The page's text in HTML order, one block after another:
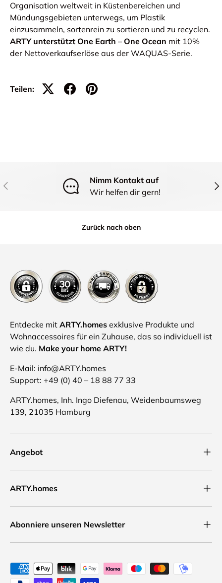
Organisation weltweit in Küstenbereichen und
Mündungsgebieten unterwegs, um Plastik
einzusammeln, sortenrein zu sortieren und zu recyclen.
ARTY unterstützt One Earth – One Ocean mit 10%
der Nettoverkaufserlöse aus der WAQUAS-Serie.
Teilen:
Vorherige
Nimm Kontakt auf
Wir helfen dir gern!
Zurück nach oben
Entdecke mit ARTY.homes exklusive Produkte und
Wohnaccessoires für ein Zuhause, das so individuell ist
wie du. Make your home ARTY!
E-Mail: info@ARTY.homes
Support: +49 (0) 40 – 18 88 77 33
ARTY.homes, Inh. Ingo Diefenau, Weidenbaumsweg
139, 21035 Hamburg
Angebot
ARTY.homes
Abonniere unseren Newsletter
Zahlungsmethoden